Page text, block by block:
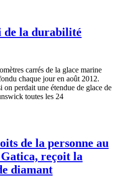
de la durabilité
carrés de la glace marine
chaque jour en août 2012.
on perdait une étendue de glace de
toutes les 24
de la personne au
reçoit la
diamant